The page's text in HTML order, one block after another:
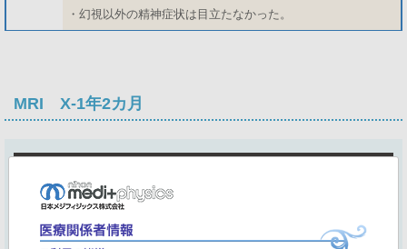
・幻視以外の精神症状は目立たなかった。
MRI X-1年2カ月